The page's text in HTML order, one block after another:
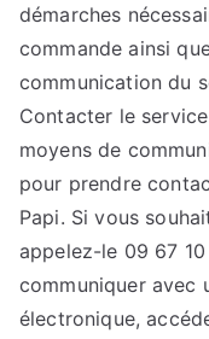
démarches
commande ainsi
communication du
Contacter le
moyens de
pour prendre
Papi. Si vous
appelez-le 09 67
communiquer avec
électronique,